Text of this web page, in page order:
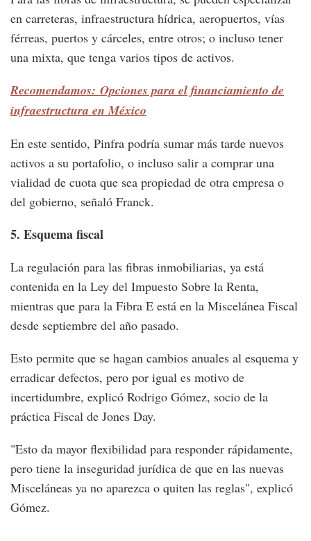
en carreteras, infraestructura hídrica, aeropuertos, vías
férreas, puertos y cárceles, entre otros; o incluso tener
una mixta, que tenga varios tipos de activos.
Recomendamos: Opciones para el financiamiento de
infraestructura en México
En este sentido, Pinfra podría sumar más tarde nuevos
activos a su portafolio, o incluso salir a comprar una
vialidad de cuota que sea propiedad de otra empresa o
del gobierno, señaló Franck.
5. Esquema fiscal
La regulación para las fibras inmobiliarias, ya está
contenida en la Ley del Impuesto Sobre la Renta,
mientras que para la Fibra E está en la Miscelánea Fiscal
desde septiembre del año pasado.
Esto permite que se hagan cambios anuales al esquema y
erradicar defectos, pero por igual es motivo de
incertidumbre, explicó Rodrigo Gómez, socio de la
práctica Fiscal de Jones Day.
"Esto da mayor flexibilidad para responder rápidamente,
pero tiene la inseguridad jurídica de que en las nuevas
Misceláneas ya no aparezca o quiten las reglas", explicó
Gómez.